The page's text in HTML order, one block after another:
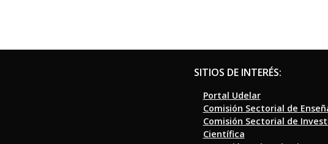
SITIOS DE INTERÉS:
Portal Udelar
Comisión Sectorial de
Comisión Sectorial de
Científica